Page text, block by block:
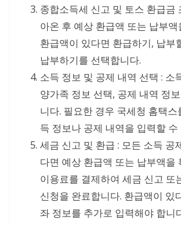
종합소득세 신고 및 토스 환급금
아온 후 예상 환급액 또는 납부액
환급액이 있다면 환급하기, 납부
납부하기를 선택합니다.
소득 정보 및 공제 내역 선택 : 소
양가족 정보 선택, 공제 내역 정
니다. 필요한 경우 국세청 홈택스
득 정보나 공제 내역을 입력할 수
세금 신고 및 환급 : 모든 소득 공
다면 예상 환급액 또는 납부액을
이용료를 결제하여 세금 신고 또
신청을 완료합니다. 환급액이 있
좌 정보를 추가로 입력해야 합니